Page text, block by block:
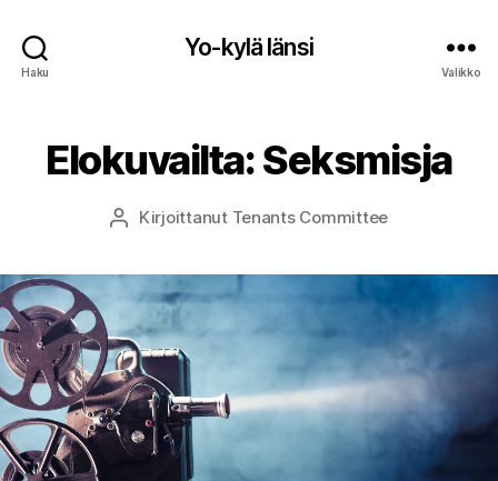
Haku
Yo-kylä länsi
Valikko
Elokuvailta: Seksmisja
Kirjoittaja
Kirjoittanut Tenants Committee